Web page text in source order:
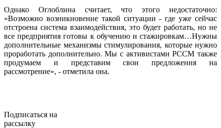
Однако Оглоблина считает, что этого недостаточно:
«Возможно возникновение такой ситуации - где уже сейчас
отстроена система взаимодействия, это будет работать, но не
все предприятия готовы к обучению и стажировкам…Нужны
дополнительные механизмы стимулирования, которые нужно
проработать дополнительно. Мы с активистами РССМ также
продумаем и представим свои предложения на
рассмотрение», - отметила она.
Подписаться на
рассылку